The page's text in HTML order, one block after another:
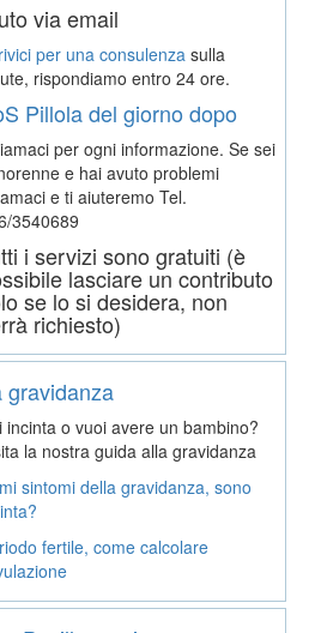
via email
per una consulenza sulla
rispondiamo entro 24 ore.
Pillola del giorno dopo
per ogni informazione. Se sei
e hai avuto problemi
e ti aiuteremo Tel.
3540689
i servizi sono gratuiti (è
lasciare un contributo
se lo si desidera, non
richiesto)
gravidanza
incinta o vuoi avere un bambino?
la nostra guida alla gravidanza
sintomi della gravidanza, sono
fertile, come calcolare